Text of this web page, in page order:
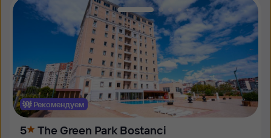
Рекомендуем
5 The Green Park Bostanci